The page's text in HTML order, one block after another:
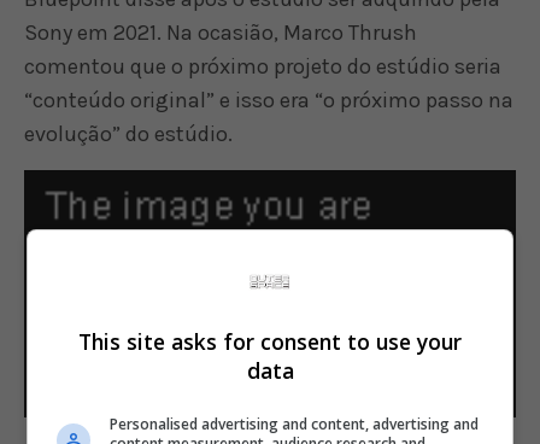
Sony em 2021. Na ocasião, Marco Thrush
comentou que o próximo projeto do estúdio seria
“conteúdo original” e isso era “o próximo passo na
evolução” do estúdio.
This site asks for consent to use your
data
Personalised advertising and content, advertising and